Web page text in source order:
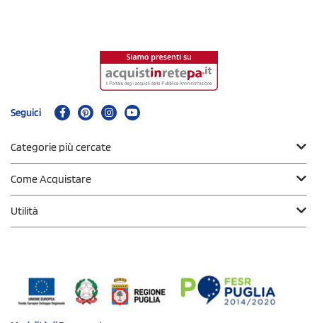
Seguici
Categorie più cercate
Come Acquistare
Utilità